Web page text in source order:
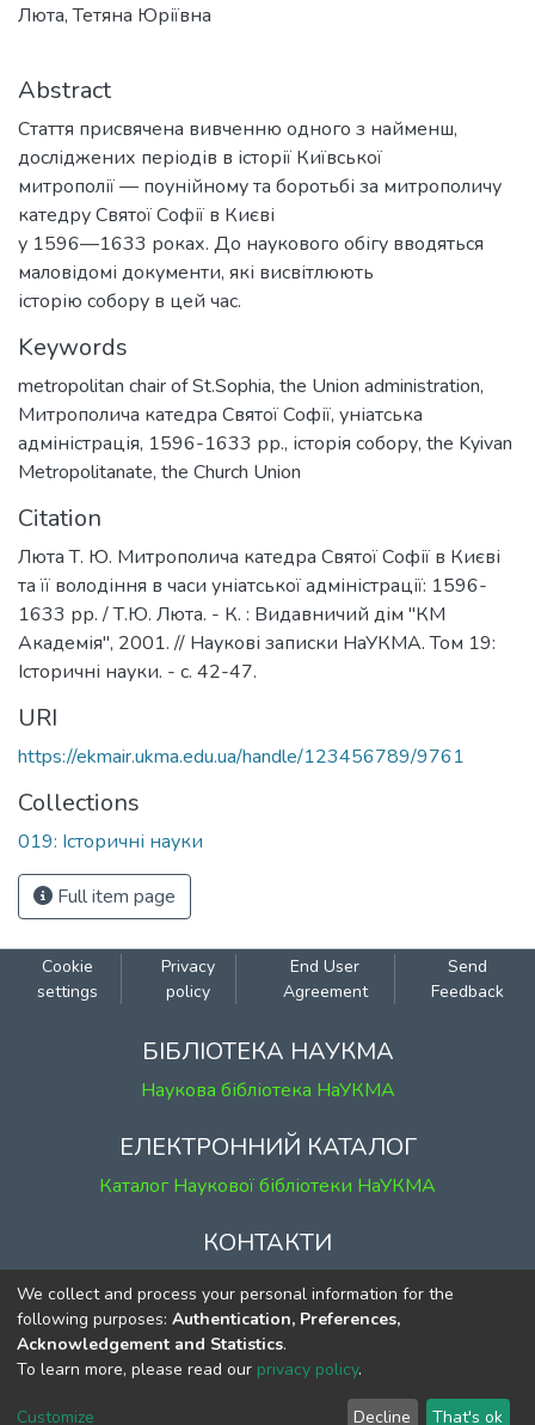
Люта, Тетяна Юріївна
Abstract
Стаття присвячена вивченню одного з найменш,
досліджених періодів в історії Київської
митрополії — поунійному та боротьбі за митрополичу
катедру Святої Софії в Києві
у 1596—1633 роках. До наукового обігу вводяться
маловідомі документи, які висвітлюють
історію собору в цей час.
Keywords
metropolitan chair of St.Sophia, the Union administration,
Митрополича катедра Святої Софії, уніатська
адміністрація, 1596-1633 рр., історія собору, the Kyivan
Metropolitanate, the Church Union
Citation
Люта Т. Ю. Митрополича катедра Святої Софії в Києві
та її володіння в часи уніатської адміністрації: 1596-
1633 рр. / Т.Ю. Люта. - К. : Видавничий дім "КМ
Академія", 2001. // Наукові записки НаУКМА. Том 19:
Історичні науки. - с. 42-47.
URI
https://ekmair.ukma.edu.ua/handle/123456789/9761
Collections
019: Історичні науки
Full item page
Cookie
settings
Privacy
policy
End User
Agreement
Send
Feedback
БІБЛІОТЕКА НАУКМА
Наукова бібліотека НаУКМА
ЕЛЕКТРОННИЙ КАТАЛОГ
Каталог Наукової бібліотеки НаУКМА
КОНТАКТИ
м. Київ, вул. Григорія Сковороди, 2
к. 1, к. 120
тел. (044) 463-69-31
ekmair@ukma.edu.ua
We collect and process your personal information for the
following purposes: Authentication, Preferences,
Acknowledgement and Statistics.
To learn more, please read our privacy policy.
Customize Decline That's ok